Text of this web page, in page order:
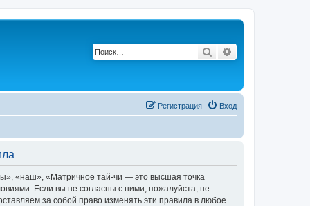
Поиск
Вход
Регистрация
«наш», «Матричное тай-чи — это высшая точка
Если вы не согласны с ними, пожалуйста, не
за собой право изменять эти правила в любое